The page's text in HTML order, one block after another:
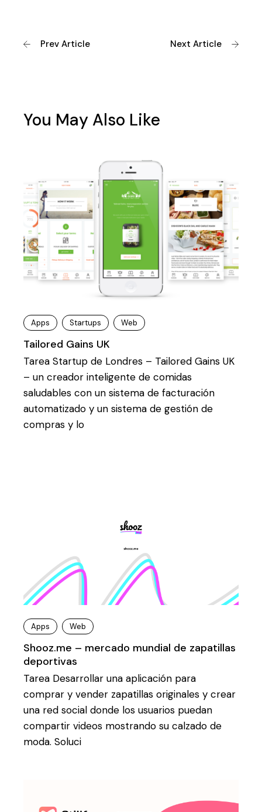
Prev Article Next Article
You May Also Like
Apps Startups Web
Tailored Gains UK
Tarea Startup de Londres – Tailored Gains UK
– un creador inteligente de comidas
saludables con un sistema de facturación
automatizado y un sistema de gestión de
compras y lo
Apps Web
Shooz.me – mercado mundial de zapatillas
deportivas
Tarea Desarrollar una aplicación para
comprar y vender zapatillas originales y crear
una red social donde los usuarios puedan
compartir videos mostrando su calzado de
moda. Soluci